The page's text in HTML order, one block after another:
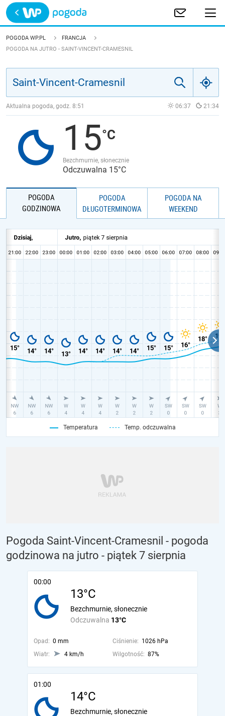
Trwa ładowanie
POLSKA
JAKOŚĆ POWIETRZA
POGODA WP.PL
FRANCJA
POGODA NA JUTRO - SAINT-VINCENT-CRAMESNIL
Aktualna pogoda, godz. 8:51 06:37 21:34
15
Bezchmurnie, słonecznie
Odczuwalna 15°C
POGODA
GODZINOWA
POGODA
DŁUGOTERMINOWA
POGODA NA
WEEKEND
Temperatura Temp. odczuwalna
Pogoda Saint-Vincent-Cramesnil - pogoda
godzinowa na jutro - piątek 7 sierpnia
00:00
13°C
Odczuwalna 13°C
Bezchmurnie, słonecznie
Opad: 0 mm Ciśnienie: 1026 hPa
Wiatr:
4 km/h Wilgotność: 87%
01:00
14°C
Bezchmurnie, słonecznie